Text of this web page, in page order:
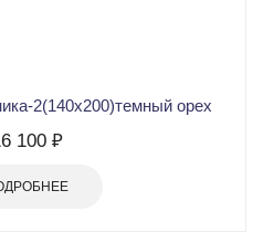
2(140х200)темный орех
100 ₽